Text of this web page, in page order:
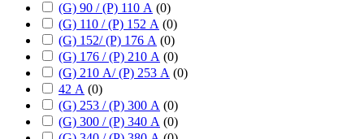
(G) 90 / (P) 110 А (0)
(G) 110 / (P) 152 А (0)
(G) 152/ (P) 176 А (0)
(G) 176 / (P) 210 А (0)
(G) 210 А/ (P) 253 А (0)
42 А (0)
(G) 253 / (P) 300 А (0)
(G) 300 / (P) 340 А (0)